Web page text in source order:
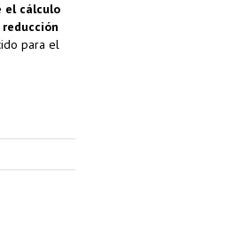
el cálculo
para el